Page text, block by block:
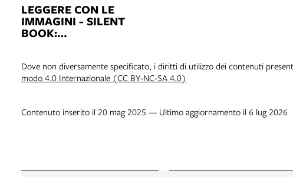
LEGGERE CON LE
IMMAGINI - SILENT
BOOK:
Dove non diversamente specificato, i diritti di utilizzo dei contenuti
modo 4.0 Internazionale (CC BY-NC-SA 4.0)
Contenuto inserito il 20 mag 2025 — Ultimo aggiornamento il 6 lug 2026